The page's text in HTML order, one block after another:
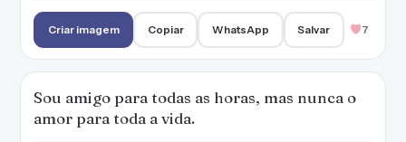
Criar imagem Copiar WhatsApp Salvar 7
Sou amigo para todas as horas, mas nunca o
amor para toda a vida.